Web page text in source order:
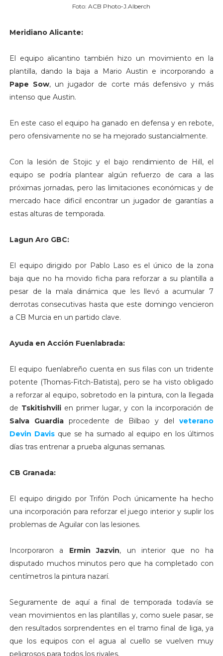
Foto: ACB Photo-J.Alberch
Meridiano Alicante:
El equipo alicantino también hizo un movimiento en la
plantilla, dando la baja a Mario Austin e incorporando a
Pape Sow, un jugador de corte más defensivo y más
intenso que Austin.
En este caso el equipo ha ganado en defensa y en rebote,
pero ofensivamente no se ha mejorado sustancialmente.
Con la lesión de Stojic y el bajo rendimiento de Hill, el
equipo se podría plantear algún refuerzo de cara a las
próximas jornadas, pero las limitaciones económicas y de
mercado hace dificil encontrar un jugador de garantías a
estas alturas de temporada.
Lagun Aro GBC:
El equipo dirigido por Pablo Laso es el único de la zona
baja que no ha movido ficha para reforzar a su plantilla a
pesar de la mala dinámica que les llevó a acumular 7
derrotas consecutivas hasta que este domingo vencieron
a CB Murcia en un partido clave.
Ayuda en Acción Fuenlabrada:
El equipo fuenlabreño cuenta en sus filas con un tridente
potente (Thomas-Fitch-Batista), pero se ha visto obligado
a reforzar al equipo, sobretodo en la pintura, con la llegada
de Tskitishvili en primer lugar, y con la incorporación de
Salva Guardia procedente de Bilbao y delveterano
Devin Davisque se ha sumado al equipo en los últimos
días tras entrenar a prueba algunas semanas.
CB Granada:
El equipo dirigido por Trifón Poch únicamente ha hecho
una incorporación para reforzar el juego interior y suplir los
problemas de Aguilar con las lesiones.
Incorporaron a Ermin Jazvin, un interior que no ha
disputado muchos minutos pero que ha completado con
centímetros la pintura nazarí.
Seguramente de aquí a final de temporada todavía se
vean movimientos en las plantillas y, como suele pasar, se
den resultados sorprendentes en el tramo final de liga, ya
que los equipos con el agua al cuello se vuelven muy
peligrosos para todos los rivales.